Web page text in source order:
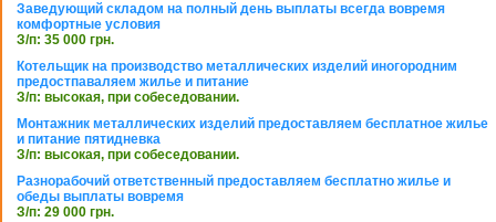
Заведующий складом на полный день выплаты всегда вовремя
комфортные условия
З/п: 35 000 грн.
Котельщик на производство металлических изделий иногородним
предостпаваляем жилье и питание
З/п: высокая, при собеседовании.
Монтажник металлических изделий предоставляем бесплатное жилье
и питание пятидневка
З/п: высокая, при собеседовании.
Разнорабочий ответственный предоставляем бесплатно жилье и
обеды выплаты вовремя
З/п: 29 000 грн.